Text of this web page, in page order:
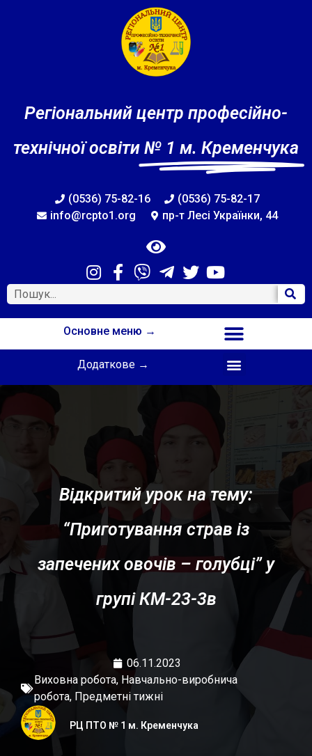
Регіональний центр професійно-
технічної освіти № 1 м. Кременчука
(0536) 75-82-16
(0536) 75-82-17
info@rcpto1.org
пр-т Лесі Українки, 44
Основне меню →
Додаткове →
Відкритий урок на тему:
“Приготування страв із
запечених овочів – голубці” у
групі КМ-23-3в
06.11.2023
Виховна робота, Навчально-виробнича
робота, Предметні тижні
РЦ ПТО № 1 м. Кременчука